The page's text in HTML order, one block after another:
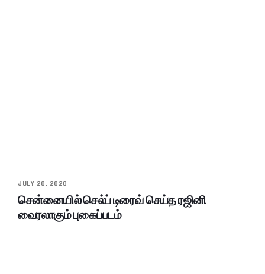
JULY 20, 2020
சென்னையில் செல்ப் டிரைவ் செய்த ரஜினி
வைரலாகும் புகைப்படம்